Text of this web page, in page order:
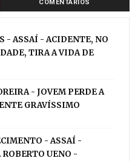
COMENTÁRIOS
- ASSAÍ - ACIDENTE, NO
TIRA A VIDA DE
- JOVEM PERDE A
GRAVÍSSIMO
- ASSAÍ -
ROBERTO UENO -